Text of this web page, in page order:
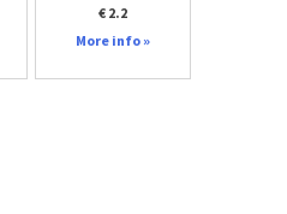
€ 2.2
More info »